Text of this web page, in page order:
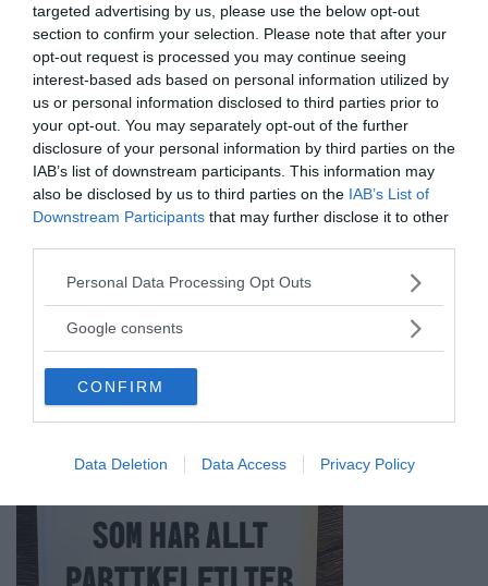
targeted advertising by us, please use the below opt-out
section to confirm your selection. Please note that after your
opt-out request is processed you may continue seeing
interest-based ads based on personal information utilized by
us or personal information disclosed to third parties prior to
your opt-out. You may separately opt-out of the further
disclosure of your personal information by third parties on the
IAB’s list of downstream participants. This information may
also be disclosed by us to third parties on the IAB’s List of
Downstream Participants that may further disclose it to other
Please note that this website/app uses one or more Google
not limited to your visit or usage behaviour. You may click to
use your data for below specified purposes in below Google
consent section.
Personal Data Processing Opt Outs
Google consents
CONFIRM
Data Deletion Data Access Privacy Policy
ANNONSER